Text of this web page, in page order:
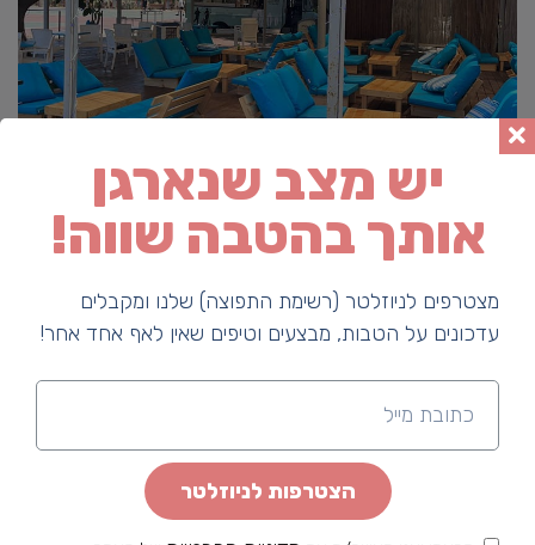
יש מצב שנארגן
אותך בהטבה שווה!
מצטרפים לניוזלטר (רשימת התפוצה) שלנו ומקבלים
עדכונים על הטבות, מבצעים וטיפים שאין לאף אחד אחר!
הצטרפות לניוזלטר